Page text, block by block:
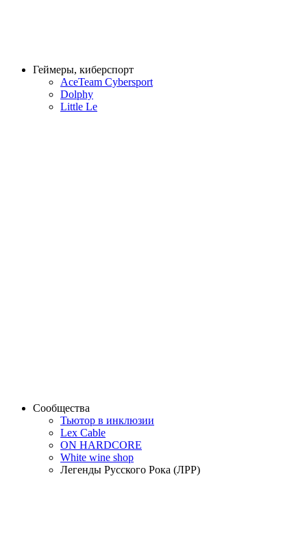
Геймеры, киберспорт
AceTeam Cybersport
Dolphy
Little Le
Сообщества
Тьютор в инклюзии
Lex Cable
ON HARDCORE
White wine shop
Легенды Русского Рока (ЛРР)